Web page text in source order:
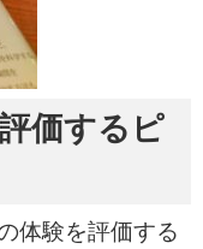
価するピ
体験を評価する